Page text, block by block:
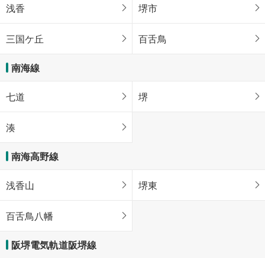
浅香 堺市
三国ケ丘 百舌鳥
南海線
七道 堺
湊
南海高野線
浅香山 堺東
百舌鳥八幡
阪堺電気軌道阪堺線